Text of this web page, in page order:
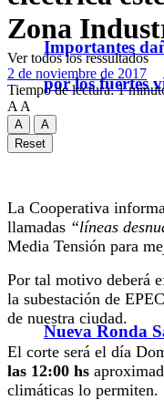
Importantes
por los fuertes
Nueva Ronda
Ver todos los ressultados
Zona
2 de noviembre de 2017
Tiempo de lectura: 1
A A
A
A
Reset
La Cooperativa
llamadas “líneas
Media Tensión para
Por tal motivo deberá
la subestación de
de nuestra ciudad.
El corte será el día
las 12:00 hs
climáticas lo permiten.